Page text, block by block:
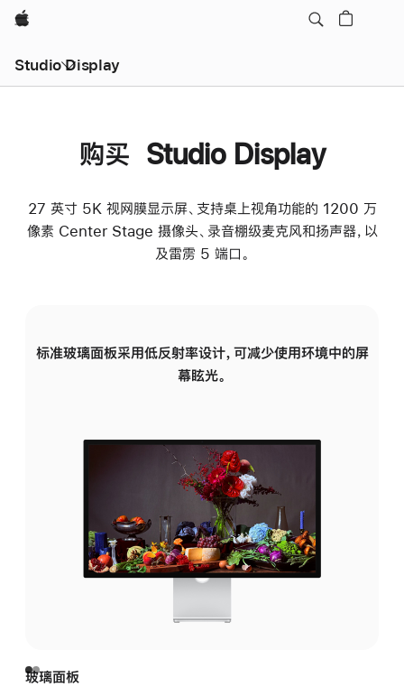
Apple
Studio Display
购买 Studio Display
27 英寸 5K 视网膜显示屏、支持桌上视角功能的 1200 万
像素 Center Stage 摄像头、录音棚级麦克风和扬声器，以
及雷雳 5 端口。
标准玻璃面板采用低反射率设计，可减少使用环境中的屏
幕眩光。
玻璃面板